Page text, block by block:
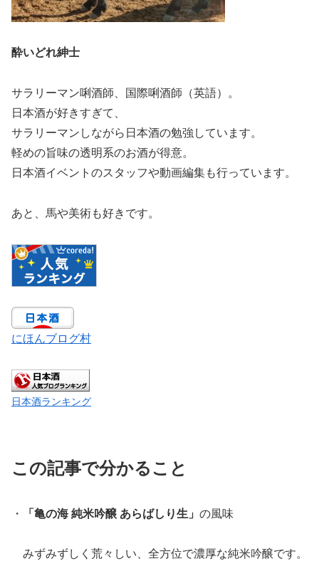
酔いどれ紳士
サラリーマン唎酒師、国際唎酒師（英語）。
日本酒が好きすぎて、
サラリーマンしながら日本酒の勉強しています。
軽めの旨味の透明系のお酒が得意。
日本酒イベントのスタッフや動画編集も行っています。
あと、馬や美術も好きです。
にほんブログ村
日本酒ランキング
この記事で分かること
・ 「亀の海 純米吟醸 あらばしり生」 の風味
みずみずしく荒々しい、全方位で濃厚な純米吟醸です。